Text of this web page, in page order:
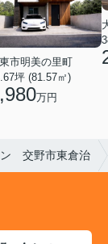
市明美の里町
坪 (81.57㎡)
万円
ン 交野市東倉治